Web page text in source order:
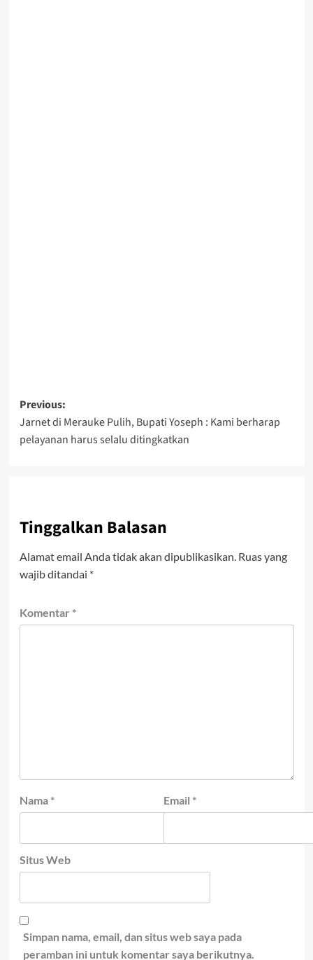
Post
navigation
Previous:
Jarnet di Merauke Pulih, Bupati Yoseph : Kami berharap
pelayanan harus selalu ditingkatkan
Tinggalkan Balasan
Alamat email Anda tidak akan dipublikasikan. Ruas yang
wajib ditandai *
Komentar *
Nama * Email *
Situs Web
Simpan nama, email, dan situs web saya pada
peramban ini untuk komentar saya berikutnya.